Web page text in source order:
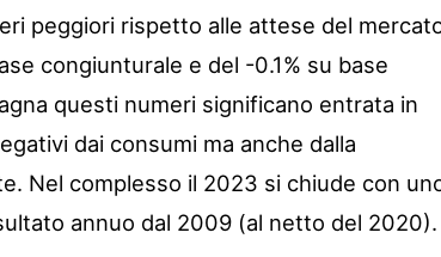
peggiori rispetto alle attese del
congiunturale e del -0.1% su base
questi numeri significano entrata in
dai consumi ma anche dalla
Nel complesso il 2023 si chiude con
annuo dal 2009 (al netto del 2020).